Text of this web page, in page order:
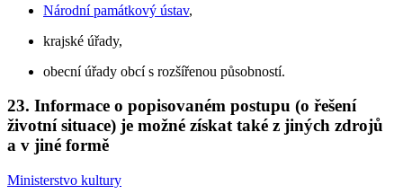
Národní památkový ústav,
krajské úřady,
obecní úřady obcí s rozšířenou působností.
23. Informace o popisovaném postupu (o řešení
životní situace) je možné získat také z jiných zdrojů
a v jiné formě
Ministerstvo kultury